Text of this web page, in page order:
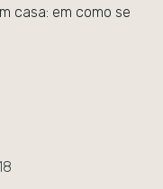
casa: em como se